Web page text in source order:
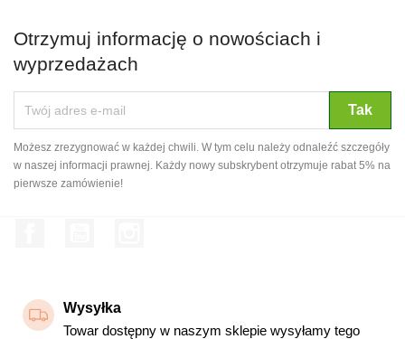
Otrzymuj informację o nowościach i
wyprzedażach
Możesz zrezygnować w każdej chwili. W tym celu należy odnaleźć szczegóły
w naszej informacji prawnej. Każdy nowy subskrybent otrzymuje rabat 5% na
pierwsze zamówienie!
Wysyłka
Towar dostępny w naszym sklepie wysyłamy tego